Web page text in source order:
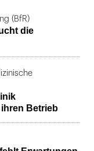
(BfR)
die
Betrieb